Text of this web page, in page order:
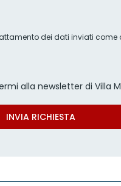
dei dati inviati come
alla newsletter di Villa
INVIA RICHIESTA